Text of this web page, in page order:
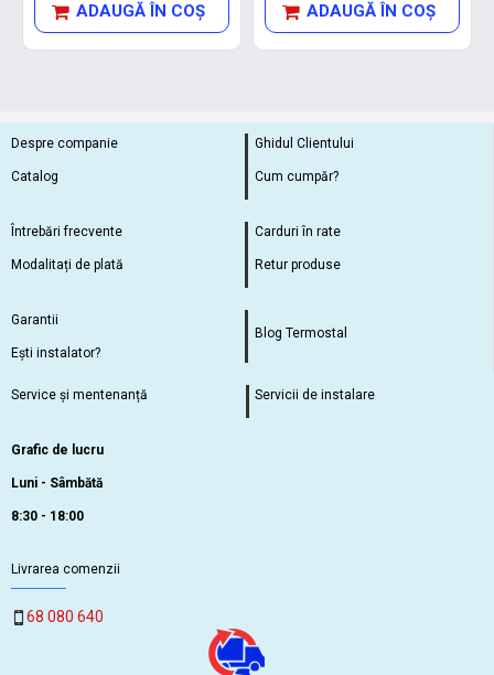
ADAUGĂ ÎN COŞ ADAUGĂ ÎN COŞ
Despre companie
Catalog
Ghidul Clientului
Cum cumpăr?
Întrebări frecvente
Modalitați de plată
Carduri în rate
Retur produse
Garantii
Ești instalator?
Blog Termostal
Service și mentenanță Servicii de instalare
Grafic de lucru
Luni - Sâmbătă
8:30 - 18:00
Livrarea comenzii
68 080 640